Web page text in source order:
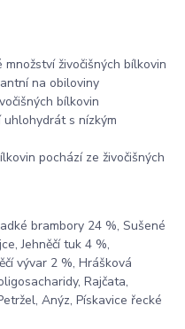
živočišných bílkovin
na obiloviny
bílkovin
s nízkým
pochází ze živočišných
brambory 24 %, Sušené
Jehněčí tuk 4 %,
vývar 2 %, Hrášková
Rajčata,
Anýz, Pískavice řecké